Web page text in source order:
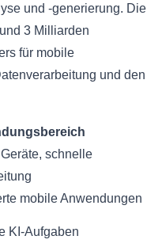
und -generierung. Die
3 Milliarden
für mobile
und den
schnelle
mobile Anwendungen
KI-Aufgaben